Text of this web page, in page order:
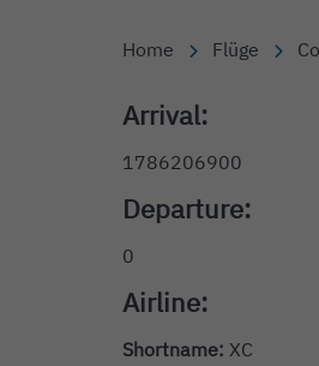
Home Flüge
Arrival:
1786206900
Departure:
0
Airline:
Shortname: XC